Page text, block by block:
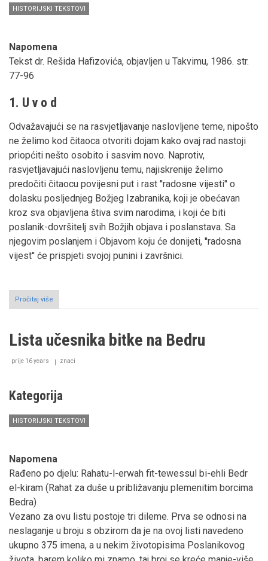
HISTORIJSKI TEKSTOVI
Napomena
Tekst dr. Rešida Hafizovića, objavljen u Takvimu, 1986. str.
77-96
1. U v o d
Odvažavajući se na rasvjetljavanje naslovljene teme, nipošto
ne želimo kod čitaoca otvoriti dojam kako ovaj rad nastoji
priopćiti nešto osobito i sasvim novo. Naprotiv,
rasvjetljavajući naslovljenu temu, najiskrenije želimo
predočiti čitaocu povijesni put i rast ''radosne vijesti'' o
dolasku posljednjeg Božjeg Izabranika, koji je obećavan
kroz sva objavljena štiva svim narodima, i koji će biti
poslanik-dovršitelj svih Božjih objava i poslanstava. Sa
njegovim poslanjem i Objavom koju će donijeti, ''radosna
vijest'' će prispjeti svojoj punini i završnici.
Pročitaj više
Poslanička
vijesti''
dolasku
a.s.
Lista učesnika bitke na Bedru
prije 16 years znaci
Kategorija
HISTORIJSKI TEKSTOVI
Napomena
Rađeno po djelu: Rahatu-l-erwah fit-tewessul bi-ehli Bedr
el-kiram (Rahat za duše u približavanju plemenitim borcima
Bedra)
Vezano za ovu listu postoje tri dileme. Prva se odnosi na
neslaganje u broju s obzirom da je na ovoj listi navedeno
ukupno 375 imena, a u nekim životopisima Poslanikovog